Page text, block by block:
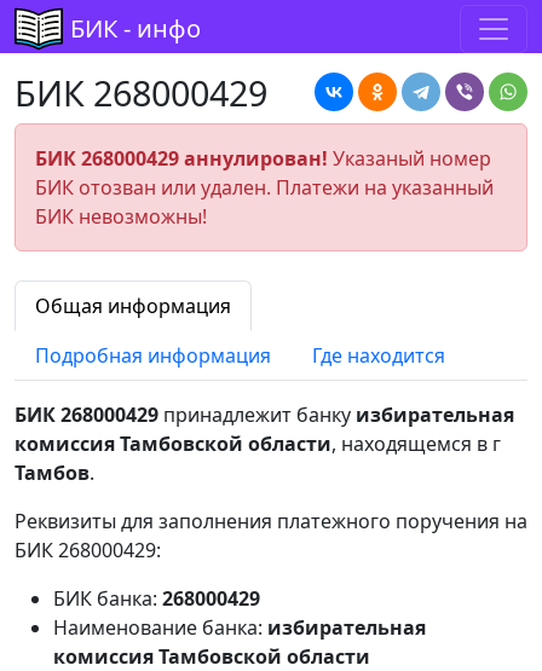
БИК - инфо
БИК 268000429
БИК 268000429 аннулирован! Указаный номер
БИК отозван или удален. Платежи на указанный
БИК невозможны!
Общая информация
Подробная информация
Где находится
БИК 268000429 принадлежит банку избирательная
комиссия Тамбовской области, находящемся в г
Тамбов.
Реквизиты для заполнения платежного поручения на
БИК 268000429:
БИК банка: 268000429
Наименование банка: избирательная
комиссия Тамбовской области